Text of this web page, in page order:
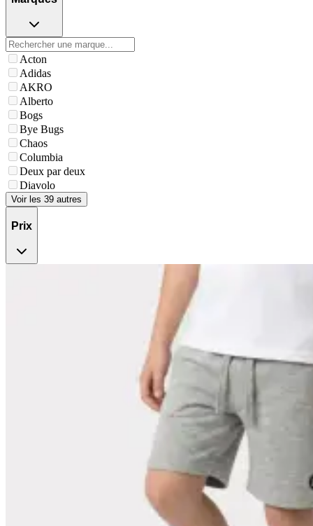
Acton
Adidas
AKRO
Alberto
Bogs
Bye Bugs
Chaos
Columbia
Deux par deux
Diavolo
Voir les 39 autres
Prix